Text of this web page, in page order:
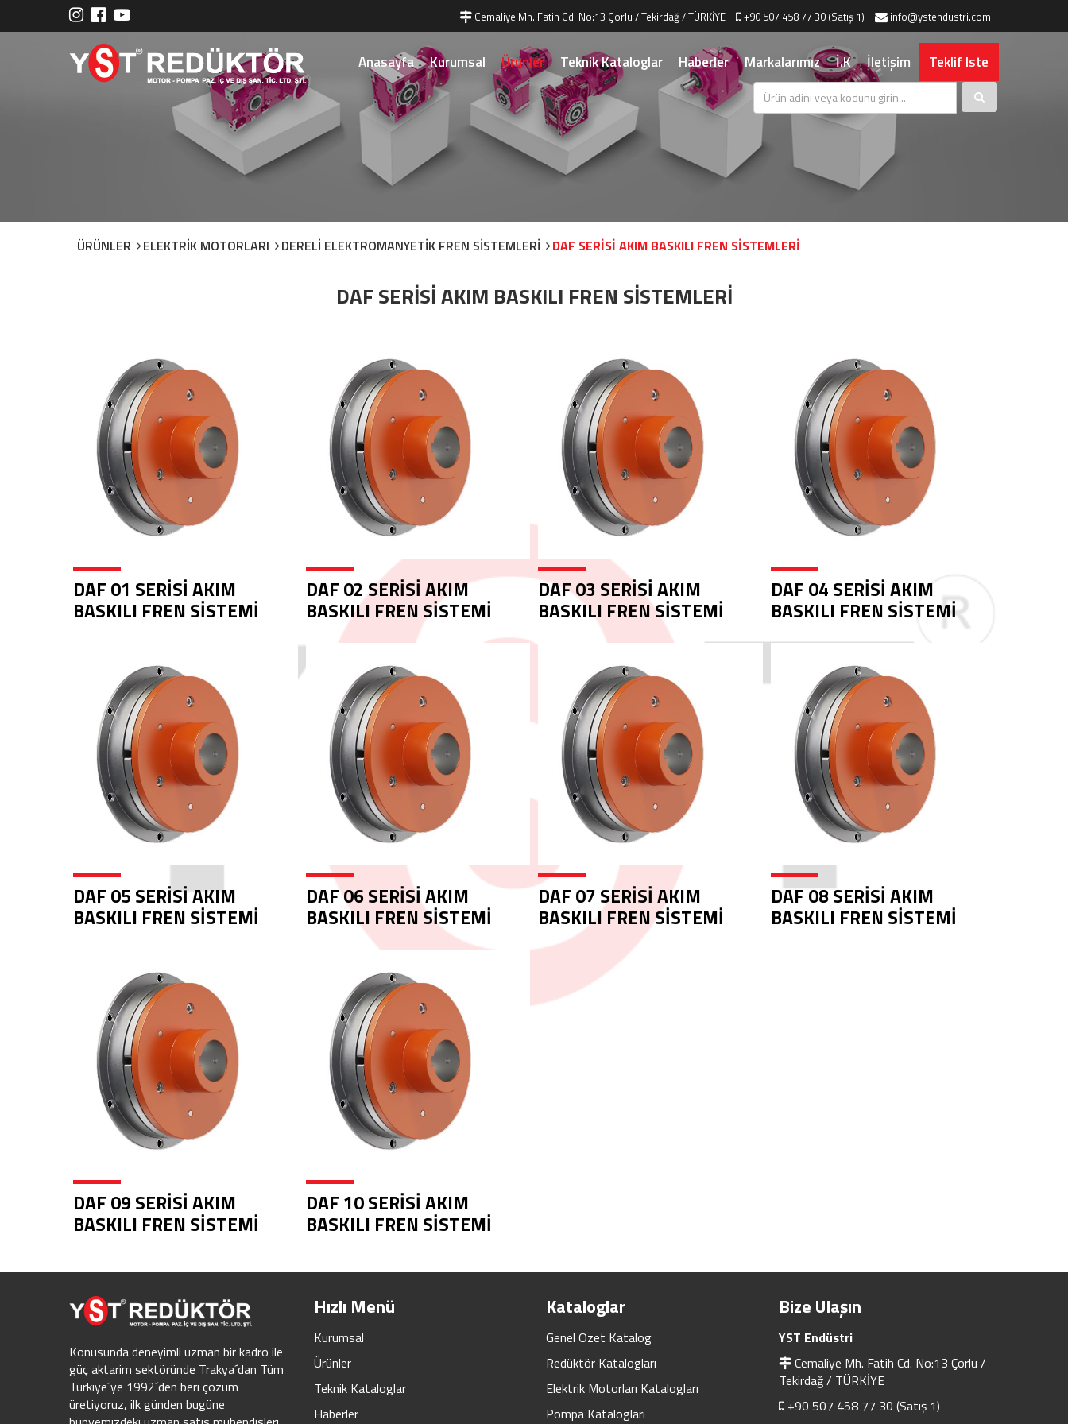
Cemaliye Mh. Fatih Cd. No:13 Çorlu / Tekirdağ / TÜRKİYE +90 507 458 77 30 (Satış 1) info@ystendustri.com
Anasayfa Kurumsal Ürünler Teknik Kataloglar Haberler Markalarımız İ.K İletişim Teklif Iste
ÜRÜNLER ELEKTRİK MOTORLARI DERELİ ELEKTROMANYETİK FREN SİSTEMLERİ DAF SERİSİ AKIM BASKILI FREN SİSTEMLERİ
DAF SERİSİ AKIM BASKILI FREN SİSTEMLERİ
DAF 01 SERİSİ AKIM
BASKILI FREN SİSTEMİ
DAF 02 SERİSİ AKIM
BASKILI FREN SİSTEMİ
DAF 03 SERİSİ AKIM
BASKILI FREN SİSTEMİ
DAF 04 SERİSİ AKIM
BASKILI FREN SİSTEMİ
DAF 05 SERİSİ AKIM
BASKILI FREN SİSTEMİ
DAF 06 SERİSİ AKIM
BASKILI FREN SİSTEMİ
DAF 07 SERİSİ AKIM
BASKILI FREN SİSTEMİ
DAF 08 SERİSİ AKIM
BASKILI FREN SİSTEMİ
DAF 09 SERİSİ AKIM
BASKILI FREN SİSTEMİ
DAF 10 SERİSİ AKIM
BASKILI FREN SİSTEMİ
Konusunda deneyimli uzman bir kadro ile
güç aktarim sektöründe Trakya´dan Tüm
Türkiye´ye 1992´den beri çözüm
üretiyoruz, ilk günden bugüne
Hızlı Menü
Kurumsal
Ürünler
Teknik Kataloglar
Haberler
Kataloglar
Genel Ozet Katalog
Redüktör Katalogları
Elektrik Motorları Katalogları
Pompa Katalogları
Bize Ulaşın
YST Endüstri
Cemaliye Mh. Fatih Cd. No:13 Çorlu /
Tekirdağ / TÜRKİYE
+90 507 458 77 30 (Satış 1)